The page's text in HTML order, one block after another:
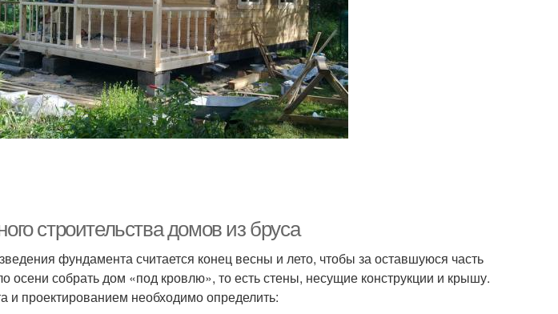
строительства домов из бруса
фундамента считается конец весны и лето, чтобы за оставшуюся часть
осени собрать дом «под кровлю», то есть стены, несущие конструкции и крышу.
проектированием необходимо определить: